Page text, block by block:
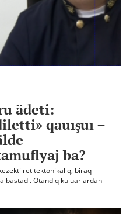
ädeti:
qauışuı –
ba?
ret tektonikalıq, biraq
bastadı. Otandıq kuluarlardan